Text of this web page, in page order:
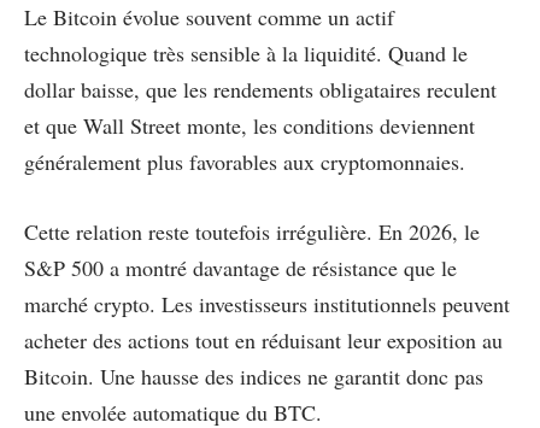
Le Bitcoin évolue souvent comme un actif
technologique très sensible à la liquidité. Quand le
dollar baisse, que les rendements obligataires reculent
et que Wall Street monte, les conditions deviennent
généralement plus favorables aux cryptomonnaies.
Cette relation reste toutefois irrégulière. En 2026, le
S&P 500 a montré davantage de résistance que le
marché crypto. Les investisseurs institutionnels peuvent
acheter des actions tout en réduisant leur exposition au
Bitcoin. Une hausse des indices ne garantit donc pas
une envolée automatique du BTC.